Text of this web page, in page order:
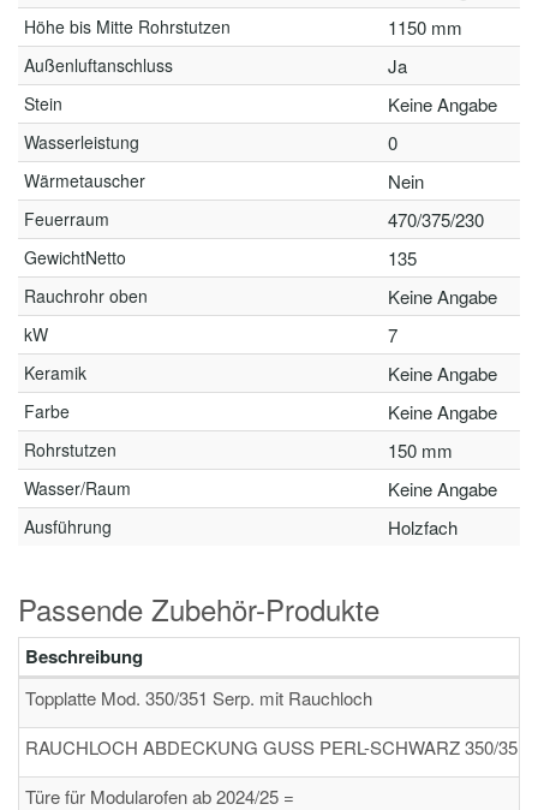
Höhe bis Mitte Rohrstutzen 1150 mm
Außenluftanschluss Ja
Stein Keine Angabe
Wasserleistung 0
Wärmetauscher Nein
Feuerraum 470/375/230
GewichtNetto 135
Rauchrohr oben Keine Angabe
kW 7
Keramik Keine Angabe
Farbe Keine Angabe
Rohrstutzen 150 mm
Wasser/Raum Keine Angabe
Ausführung Holzfach
Passende Zubehör-Produkte
Beschreibung
Topplatte Mod. 350/351 Serp. mit Rauchloch
RAUCHLOCH ABDECKUNG GUSS PERL-SCHWARZ 350/
Türe für Modularofen ab 2024/25 =